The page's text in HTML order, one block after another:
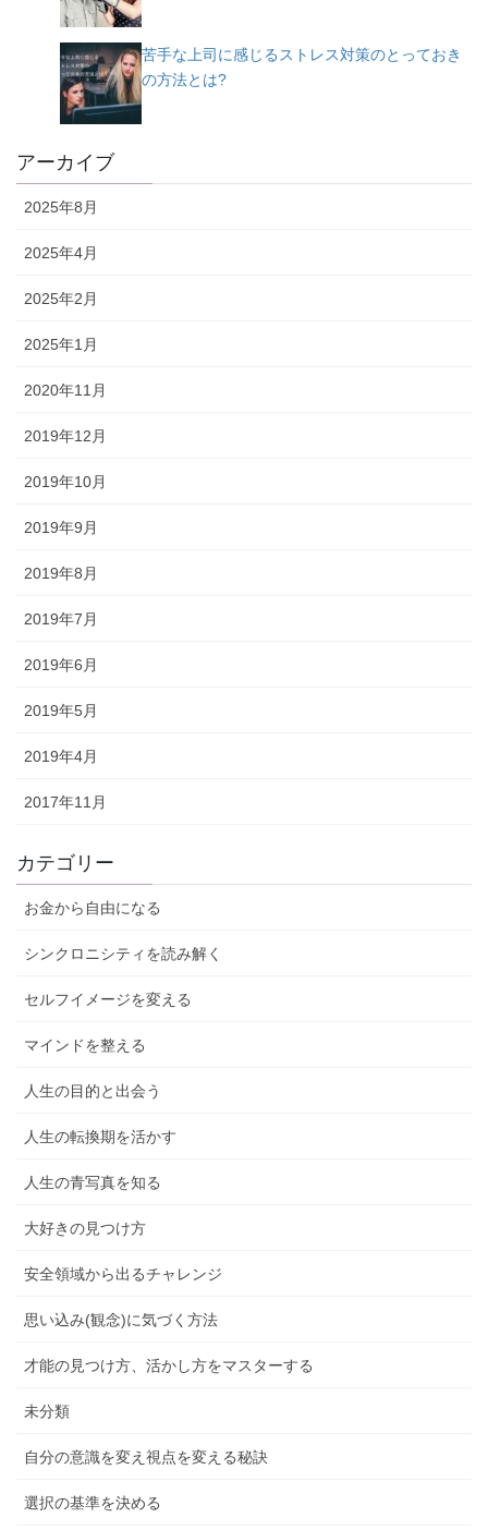
苦手な上司に感じるストレス対策のとっておき
の方法とは?
アーカイブ
2025年8月
2025年4月
2025年2月
2025年1月
2020年11月
2019年12月
2019年10月
2019年9月
2019年8月
2019年7月
2019年6月
2019年5月
2019年4月
2017年11月
カテゴリー
お金から自由になる
シンクロニシティを読み解く
セルフイメージを変える
マインドを整える
人生の目的と出会う
人生の転換期を活かす
人生の青写真を知る
大好きの見つけ方
安全領域から出るチャレンジ
思い込み(観念)に気づく方法
才能の見つけ方、活かし方をマスターする
未分類
自分の意識を変え視点を変える秘訣
選択の基準を決める